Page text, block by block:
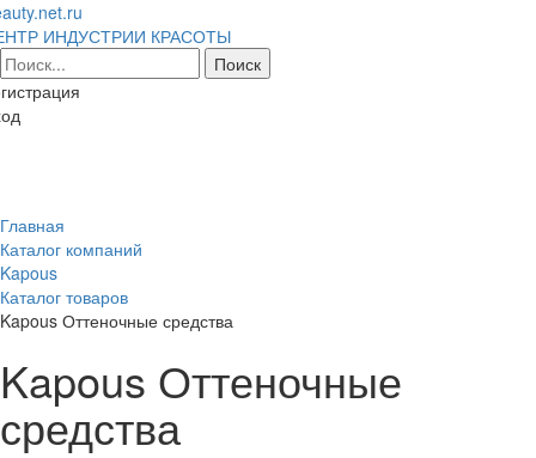
ИНДУСТРИИ КРАСОТЫ
Главная
Каталог компаний
Kapous
Каталог товаров
Kapous Оттеночные средства
Kapous Оттеночные
средства